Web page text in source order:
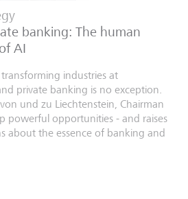
banking: The human
AI
industries at
private banking is no exception.
und zu Liechtenstein, Chairman
powerful opportunities - and raises
about the essence of banking and